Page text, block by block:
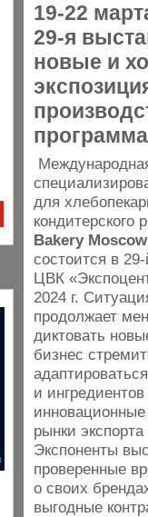
19-22
29-я
новые и
для
кондитерского
Bakery
состоится в
ЦВК
2024 г.
продолжает
диктовать
бизнес
и
рынки
Экспоненты
проверенные
о своих
выгодные